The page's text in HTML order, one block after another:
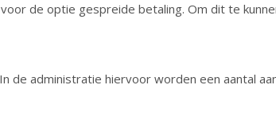
de optie gespreide betaling. Om dit te
administratie hiervoor worden een aantal